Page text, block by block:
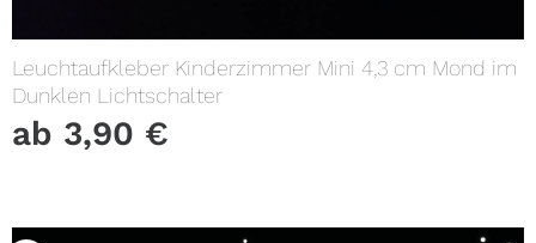
Leuchtaufkleber Kinderzimmer Mini 4,3 cm Mond im
Dunklen Lichtschalter
ab 3,90 €